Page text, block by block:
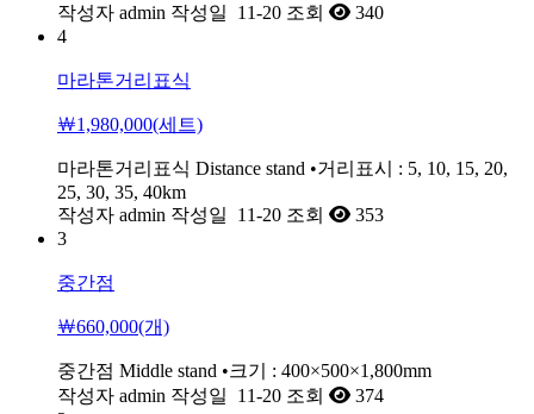
작성자 admin 작성일 11-20 조회
340
4
마라톤거리표식
￦1,980,000(세트)
마라톤거리표식 Distance stand •거리표시 : 5, 10, 15, 20,
25, 30, 35, 40km
작성자 admin 작성일 11-20 조회
353
3
중간점
￦660,000(개)
중간점 Middle stand •크기 : 400×500×1,800mm
작성자 admin 작성일 11-20 조회
374